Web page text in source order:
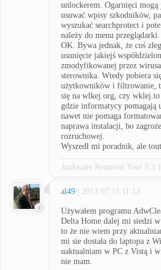
unlockerem. Ogarnięci
usuwać wpisy szkodników,
wyszukać searchprotect i
należy do menu
OK. Bywa jednak, że coś
usunięcie jakiejś
zmodyfikowanej przez
sterownika. Wtedy pobiera
użytkowników i filtrowanie,
się na wlkej.org, czy
gdzie informatycy pomagają
nawet nie pomaga
naprawa instalacji, bo
rozruchowej.
Wyszedł mi poradnik, ale
Junkware Removal Tool 5.3.1
al49 | 2013.07.15 11:13
Używałem programu
Delta Home dalej mi siedzi
to że nie wiem przy
mi sie dostała do laptopa z
uaktualniam w PC z Vistą i
nie mam.